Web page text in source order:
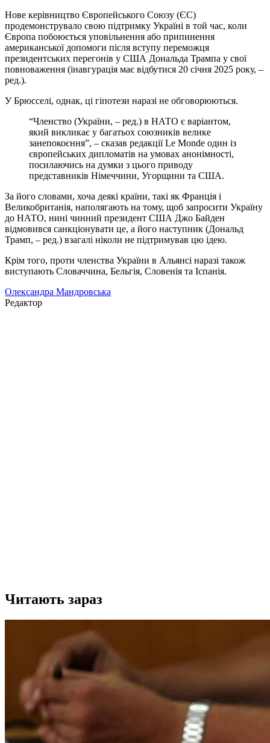
Нове керівництво Європейського Союзу (ЄС)
продемонструвало свою підтримку Україні в той час, коли
Європа побоюється уповільнення або припинення
американської допомоги після вступу переможця
президентських перегонів у США Дональда Трампа у свої
повноваження (інавгурація має відбутися 20 січня 2025 року, –
ред.).
У Брюсселі, однак, ці гіпотези наразі не обговорюються.
“Членство (України, – ред.) в НАТО є варіантом,
який викликає у багатьох союзників велике
занепокоєння”, – сказав редакції Le Monde один із
європейських дипломатів на умовах анонімності,
посилаючись на думки з цього приводу
представників Німеччини, Угорщини та США.
За його словами, хоча деякі країни, такі як Франція і
Великобританія, наполягають на тому, щоб запросити Україну
до НАТО, нині чинний президент США Джо Байден
відмовився санкціонувати це, а його наступник (Дональд
Трамп, – ред.) взагалі ніколи не підтримував цю ідею.
Крім того, проти членства України в Альянсі наразі також
виступають Словаччина, Бельгія, Словенія та Іспанія.
Олександра Мандровська
Редактор
Читають зараз